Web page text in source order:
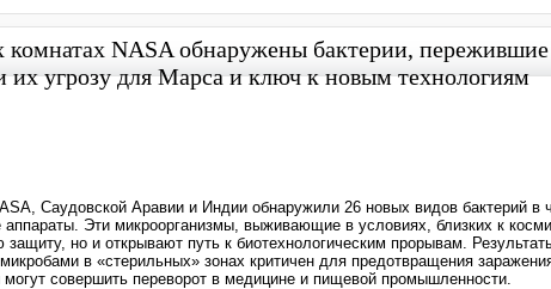
комнатах NASA обнаружены бактерии,
их угрозу для Марса и ключ к новым технологиям
Саудовской Аравии и Индии обнаружили 26 новых видов бактерий в
аппараты. Эти микроорганизмы, выживающие в условиях, близких к
защиту, но и открывают путь к биотехнологическим прорывам.
в «стерильных» зонах критичен для предотвращения
могут совершить переворот в медицине и пищевой промышленности.